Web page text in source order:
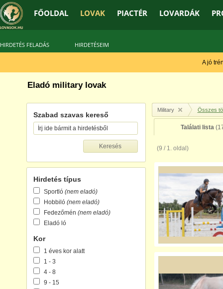
FŐOLDAL LOVAK PIACTÉR LOVARDÁK
HIRDETÉS FELADÁS HIRDETÉSEIM
A jó tréner
Eladó military lovak
Szabad szavas kereső
Hirdetés típus
Sportló (nem eladó)
Hobbiló (nem eladó)
Fedezőmén (nem eladó)
Eladó ló
Kor
1 éves kor alatt
1 - 3
4 - 8
9 - 15
Military Összes
Találati lista
(9 / 1. oldal)